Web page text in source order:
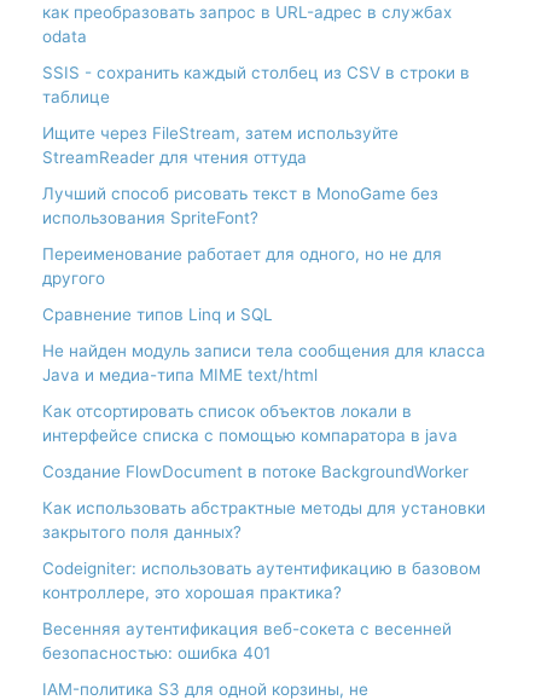
как преобразовать запрос в URL-адрес в службах
odata
SSIS - сохранить каждый столбец из CSV в строки в
таблице
Ищите через FileStream, затем используйте
StreamReader для чтения оттуда
Лучший способ рисовать текст в MonoGame без
использования SpriteFont?
Переименование работает для одного, но не для
другого
Сравнение типов Linq и SQL
Не найден модуль записи тела сообщения для класса
Java и медиа-типа MIME text/html
Как отсортировать список объектов локали в
интерфейсе списка с помощью компаратора в java
Создание FlowDocument в потоке BackgroundWorker
Как использовать абстрактные методы для установки
закрытого поля данных?
Codeigniter: использовать аутентификацию в базовом
контроллере, это хорошая практика?
Весенняя аутентификация веб-сокета с весенней
безопасностью: ошибка 401
IAM-политика S3 для одной корзины, не